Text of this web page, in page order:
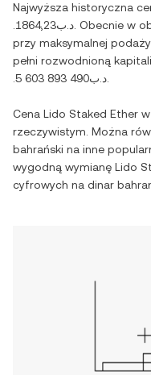
Najwyższa historyczna
.د.ب1864,23 . Obecnie w
przy maksymalnej
pełni rozwodnioną
.د.ب5 603 893 490
Cena Lido Staked Ether w
rzeczywistym. Można
bahrański na inne
wygodną wymianę Lido
cyfrowych na dinar